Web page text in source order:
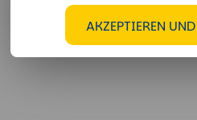
AKZEPTIEREN